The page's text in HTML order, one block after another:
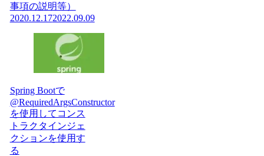
事項の説明等）
2020.12.172022.09.09
Spring Bootで
@RequiredArgsConstructor
を使用してコンス
トラクタインジェ
クションを使用す
る